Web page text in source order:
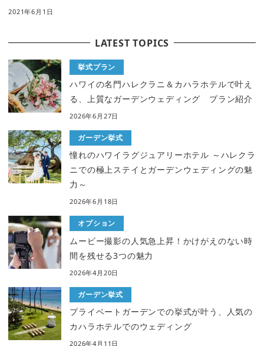
2021年6月1日
LATEST TOPICS
挙式プラン
ハワイの名門ハレクラニ＆カハラホテルで叶え
る、上質なガーデンウェディング プラン紹介
2026年6月27日
ガーデン挙式
憧れのハワイラグジュアリーホテル ～ハレクラ
ニでの極上ステイとガーデンウェディングの魅
力～
2026年6月18日
オプション
ムービー撮影の人気急上昇！かけがえのない時
間を残せる3つの魅力
2026年4月20日
ガーデン挙式
プライベートガーデンでの挙式が叶う、人気の
カハラホテルでのウェディング
2026年4月11日